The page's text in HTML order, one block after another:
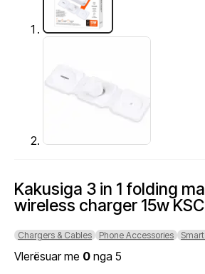
Kakusiga 3 in 1 folding
wireless charger 15w
Chargers & Cables Phone Accessories
Vlerësuar me 0 nga 5